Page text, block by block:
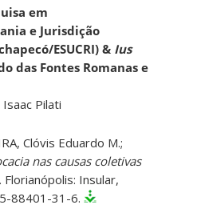
em
e Jurisdição
ESUCRI) & Ius
das Fontes Romanas e
Pilati
Clóvis Eduardo M.;
nas causas coletivas
Florianópolis: Insular,
88401-31-6.